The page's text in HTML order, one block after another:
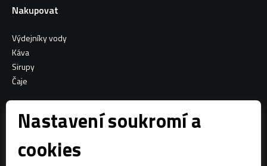
Nastavení soukromí a
cookies
Nakupovat
Výdejníky vody
Káva
Sirupy
Čaje